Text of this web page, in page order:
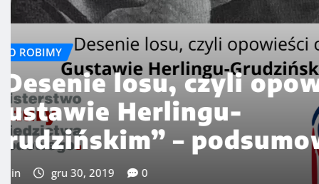
CO ROBIMY
Uwolnieni…
admin gru 30, 2019